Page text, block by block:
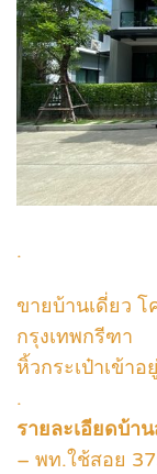
.
ขายบ้านเดี่ยว โ
กรุงเทพกรีฑา
หิ้วกระเป๋าเข้า
.
รายละเอียดบ้า
– พท.ใช้สอย